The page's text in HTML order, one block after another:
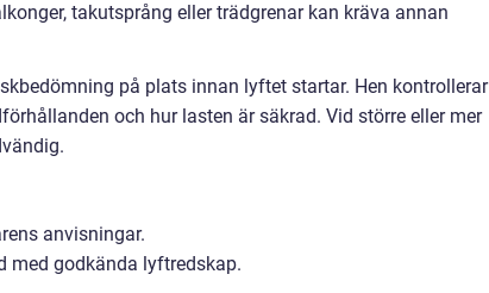
takutsprång eller trädgrenar kan kräva annan
på plats innan lyftet startar. Hen kontrollerar
och hur lasten är säkrad. Vid större eller mer
anvisningar.
med godkända lyftredskap.